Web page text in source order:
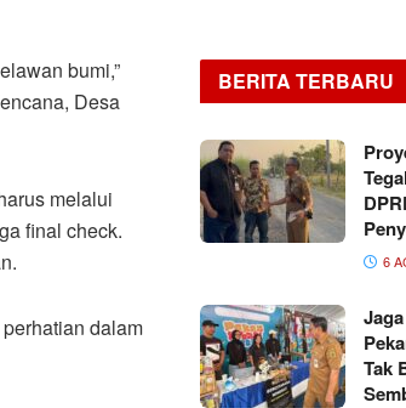
bumi,”
Desa
melalui
final check.
dalam
BERITA TERBARU
6
Tak